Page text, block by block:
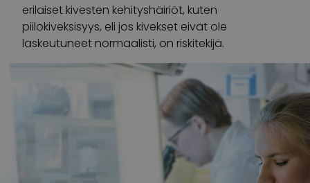
erilaiset kivesten kehityshäiriöt, kuten
piilokiveksisyys, eli jos kivekset eivät ole
laskeutuneet normaalisti, on riskitekijä.